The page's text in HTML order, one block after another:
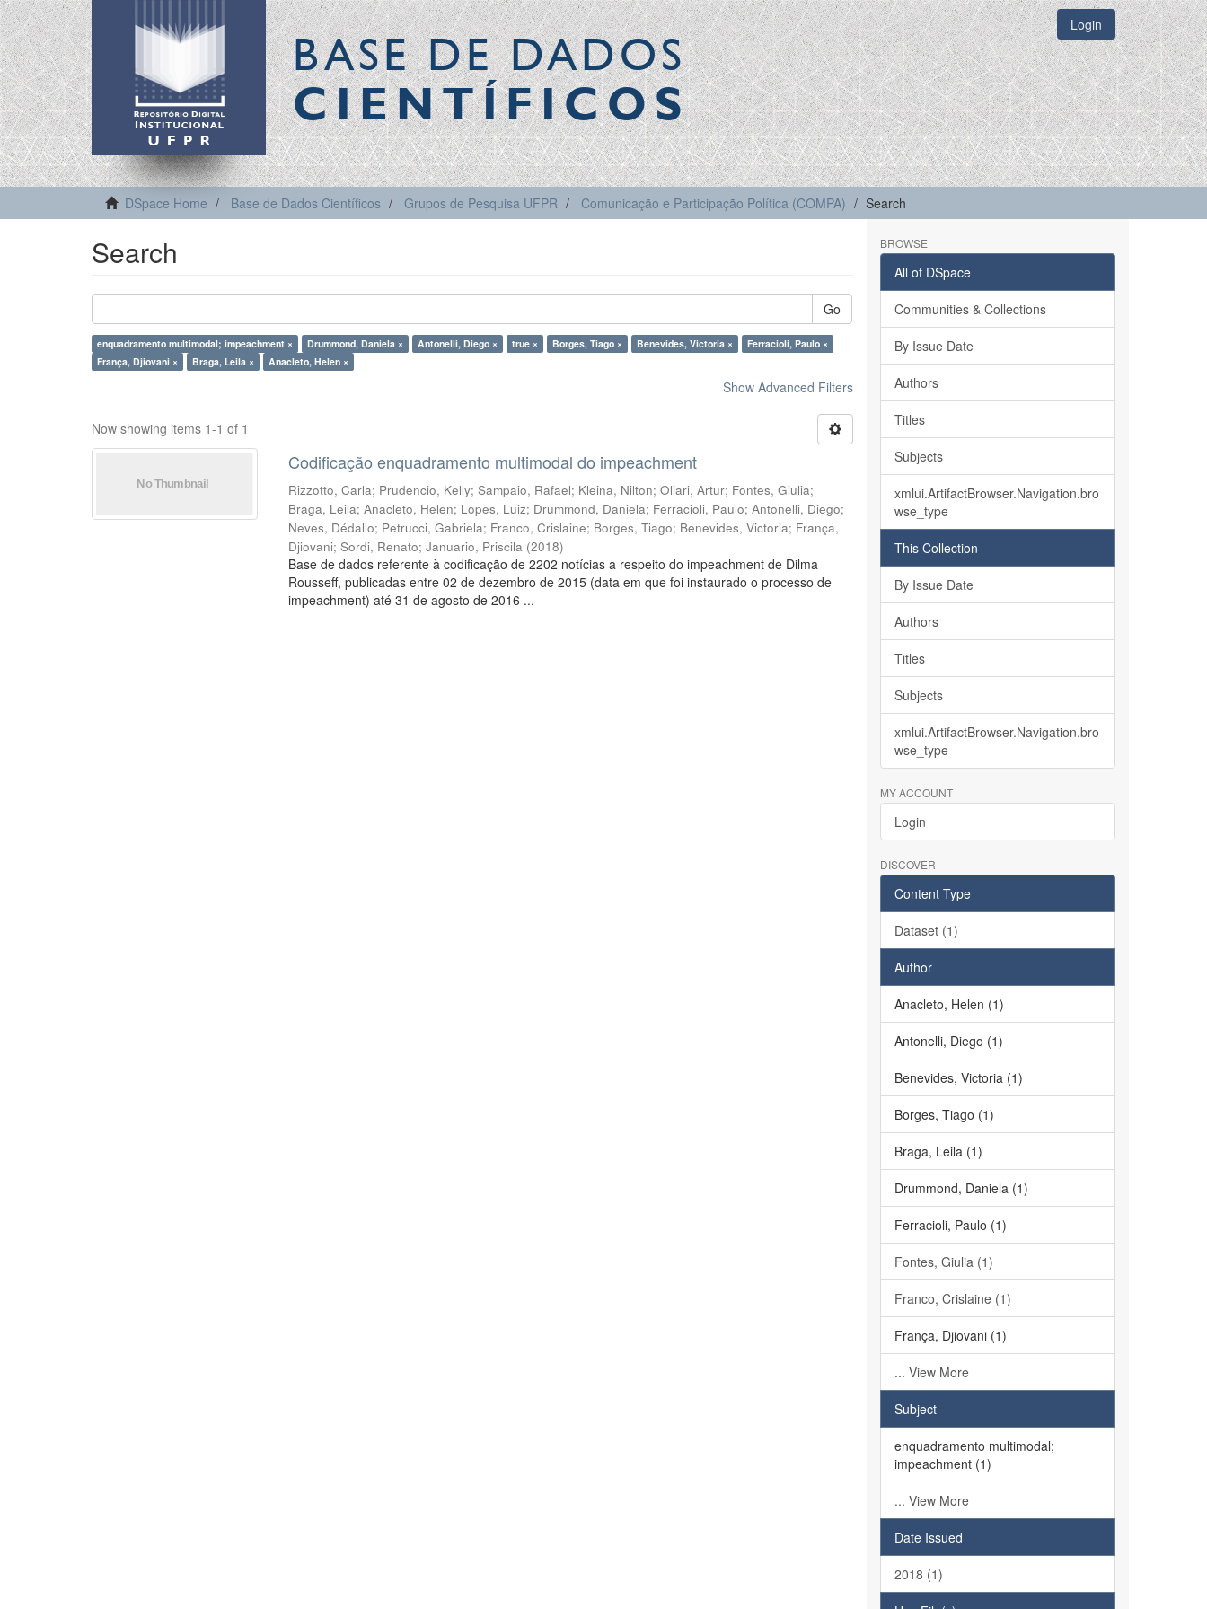
BASE DE DADOS
CIENTÍFICOS
Login
DSpace Home Base de Dados Científicos Grupos de Pesquisa UFPR Comunicação e Participação Política (COMPA) Search
Search
Go
enquadramento multimodal; impeachment × Drummond, Daniela × Antonelli, Diego × true × Borges, Tiago × Benevides, Victoria ×
Ferracioli, Paulo ×
França, Djiovani ×
Braga, Leila × Anacleto, Helen ×
Show Advanced Filters
Now showing items 1-1 of 1
Codificação enquadramento multimodal do impeachment
Rizzotto, Carla; Prudencio, Kelly;Sampaio, Rafael; Kleina, Nilton;Oliari, Artur; Fontes, Giulia;
Braga, Leila;Anacleto, Helen; Lopes, Luiz; Drummond, Daniela; Ferracioli, Paulo;Antonelli, Diego;
Neves, Dédallo; Petrucci, Gabriela; Franco, Crislaine; Borges, Tiago; Benevides, Victoria; França,
Djiovani;Sordi, Renato;Januario, Priscila (2018)
Base de dados referente à codificação de 2202 notícias a respeito do impeachment de Dilma
Rousseff, publicadas entre 02 de dezembro de 2015 (data em que foi instaurado o processo de
impeachment) até 31 de agosto de 2016 ...
BROWSE
All of DSpace
Communities & Collections
By Issue Date
Authors
Titles
Subjects
xmlui.ArtifactBrowser.Navigation.bro
wse_type
This Collection
By Issue Date
Authors
Titles
Subjects
xmlui.ArtifactBrowser.Navigation.bro
wse_type
MY ACCOUNT
Login
DISCOVER
Content Type
Dataset (1)
Author
Anacleto, Helen (1)
Antonelli, Diego (1)
Benevides, Victoria (1)
Borges, Tiago (1)
Braga, Leila (1)
Drummond, Daniela (1)
Ferracioli, Paulo (1)
Fontes, Giulia (1)
Franco, Crislaine (1)
França, Djiovani (1)
... View More
Subject
enquadramento multimodal;
impeachment (1)
... View More
Date Issued
2018 (1)